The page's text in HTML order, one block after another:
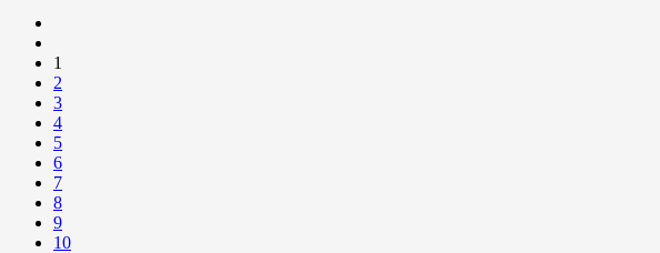
1
2
3
4
5
6
7
8
9
10